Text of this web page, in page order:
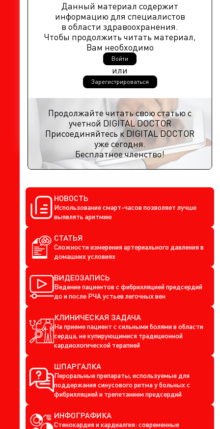
Данный материал содержит
информацию для специалистов
в области здравоохранения.
Чтобы продолжить читать материал,
Вам необходимо
Войти
или
Зарегистрироваться
Продолжайте читать свою статью с
учетной DIGITAL DOCTOR
Присоединяйтесь к DIGITAL DOCTOR
уже сегодня.
Бесплатное членство!
НОВОСТЬ
Использование смарт-часов позволяет лучше
выявлять аритмию
СТАТЬЯ
Сложности измерения артериального давления в
домашних условиях
ВИДЕОЗАПИСЬ
Ведение пациентов с фибрилляцией предсердий
до и после РЧА устьев легочных вен
КЛИНИЧЕСКАЯ ЗАДАЧА
На приеме пациент с сильными болями в области
сердца, не купирующимися традиционной
кардиологической терапией
ШПАРГАЛКА
Пероральные препараты, используемые для
поддержания синусового ритма у больных с
фибрилляцией и трепетанием предсердий
ИНФОГРАФИКА
Стенокардия и кардиалгия: современные